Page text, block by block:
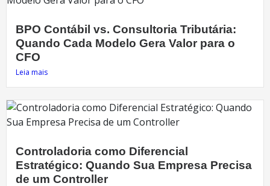
BPO Contábil vs. Consultoria Tributária:
Quando Cada Modelo Gera Valor para o
CFO
Leia mais
Controladoria como Diferencial
Estratégico: Quando Sua Empresa Precisa
de um Controller